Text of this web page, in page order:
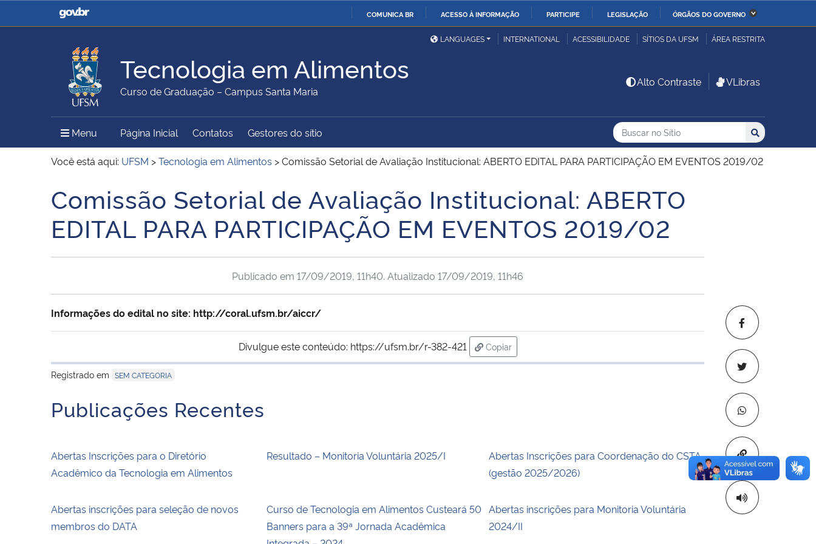
O
COMUNICA BR ACESSO À INFORMAÇÃO PARTICIPE LEGISLAÇÃO ÓRGÃOS DO GOVERNO
Casa Civil
Ministério da Justiça e
Ministério da Defesa
Ministério das Relações
Exteriores
Ministério da Economia Ministério da Infraestrutura
Ministério da Agricultura,
Pecuária e Abastecimento
Ministério da Educação Ministério da Cidadania
Ministério da Ciência,
Tecnologia, Inovações e
Ministério do Meio Ambiente Ministério do Turismo
Ministério do
Desenvolvimento Regional
União
Família e dos Direitos
Secretaria de Governo
Gabinete de Segurança
Institucional
Advocacia-Geral da União Banco Central do Brasil Planalto
LANGUAGES INTERNATIONAL ACESSIBILIDADE SÍTIOS DA UFSM ÁREA RESTRITA
Tecnologia em Alimentos
Curso de Graduação – Campus Santa Maria
Alto Contraste VLibras
Menu Menu Principal do Sítio
Página Inicial Contatos Gestores do sítio Busca
Buscar no no Sítio
Busca: Buscar
Você está aqui: UFSM >Tecnologia em Alimentos >Comissão Setorial de Avaliação Institucional: ABERTO EDITAL PARA PARTICIPAÇÃO EM EVENTOS 2019/02
Início do conteúdo
Comissão Setorial de Avaliação Institucional: ABERTO
EDITAL PARA PARTICIPAÇÃO EM EVENTOS 2019/02
Copiar para
Publicado em 17/09/2019, 11h40. Atualizado 17/09/2019, 11h46
Informações do edital no site: http://coral.ufsm.br/aiccr/
Divulgue este conteúdo: https://ufsm.br/r-382-421
Copiar
para área de transferência
Registrado em SEM CATEGORIA
Publicações Recentes
Abertas Inscrições para o Diretório
Acadêmico da Tecnologia em Alimentos
Resultado – Monitoria Voluntária 2025/I
Abertas Inscrições para Coordenação do CSTA
(gestão 2025/2026)
Abertas inscrições para seleção de novos
membros do DATA
Curso de Tecnologia em Alimentos Custeará 50
Banners para a 39ª Jornada Acadêmica
Abertas inscrições para Monitoria Voluntária
2024/II